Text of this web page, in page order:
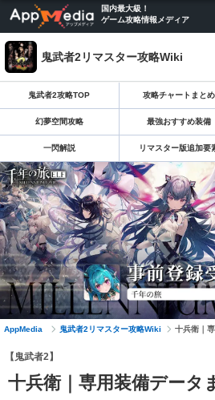
国内最大級！
ゲーム攻略情報メディア
鬼武者2リマスター攻略Wiki
鬼武者2攻略TOP 攻略チャートまとめ
幻夢空間攻略 最強おすすめ装備
一閃解説 リマスター版追加要
AppMedia 鬼武者2リマスター攻略Wiki 十兵衛｜
【鬼武者2】
十兵衛｜専用装備データ